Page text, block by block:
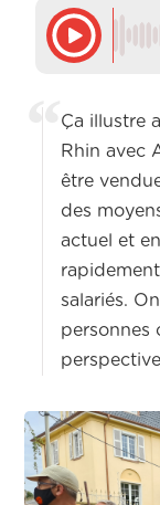
Ça illustre
Rhin avec
être
des
actuel et
salariés.
personnes